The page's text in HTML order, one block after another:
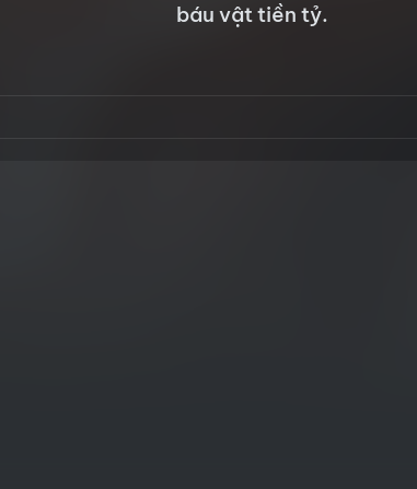
báu vật tiền tỷ.